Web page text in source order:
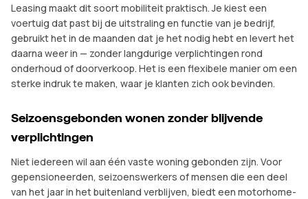
Leasing maakt dit soort mobiliteit praktisch. Je kiest een
voertuig dat past bij de uitstraling en functie van je bedrijf,
gebruikt het in de maanden dat je het nodig hebt en levert het
daarna weer in — zonder langdurige verplichtingen rond
onderhoud of doorverkoop. Het is een flexibele manier om een
sterke indruk te maken, waar je klanten zich ook bevinden.
Seizoensgebonden wonen zonder blijvende
verplichtingen
Niet iedereen wil aan één vaste woning gebonden zijn. Voor
gepensioneerden, seizoenswerkers of mensen die een deel
van het jaar in het buitenland verblijven, biedt een motorhome-